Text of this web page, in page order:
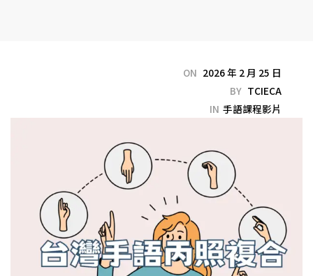
ON 2026 年 2 月 25 日
BY TCIECA
IN 手語課程影片